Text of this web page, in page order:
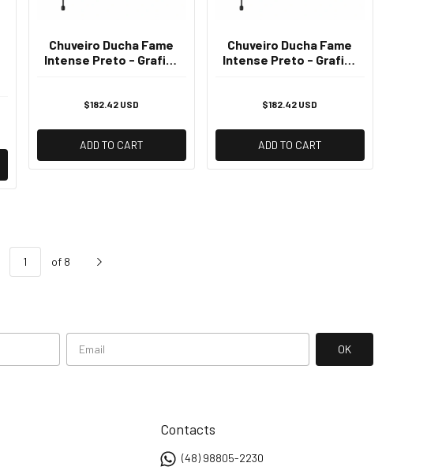
Chuveiro Ducha Fame
Intense Preto - Grafite
$182.42 USD
ADD TO CART
Chuveiro Ducha Fame
Intense Preto - Grafite
$182.42 USD
ADD TO CART
of 8
Contacts
(48) 98805-2230